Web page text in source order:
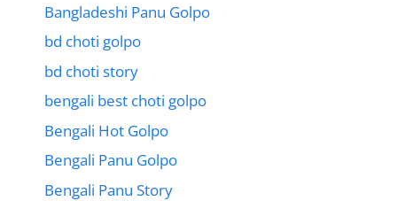
Bangladeshi Panu Golpo
bd choti golpo
bd choti story
bengali best choti golpo
Bengali Hot Golpo
Bengali Panu Golpo
Bengali Panu Story